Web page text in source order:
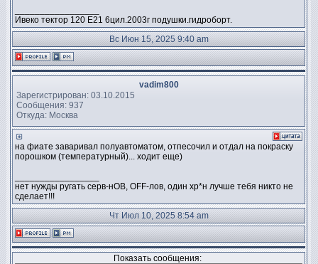
Ивеко тектор 120 Е21 6цил.2003г подушки.гидроборт.
Вс Июн 15, 2025 9:40 am
vadim800
Зарегистрирован: 03.10.2015
Сообщения: 937
Откуда: Москва
на фиате заваривал полуавтоматом, отпесочил и отдал на покраску
порошком (температурный)... ходит еще)
нет нужды ругать серв-нОВ, OFF-лов, один хр*н лучше тебя никто не
сделает!!!
Чт Июл 10, 2025 8:54 am
Показать сообщения: